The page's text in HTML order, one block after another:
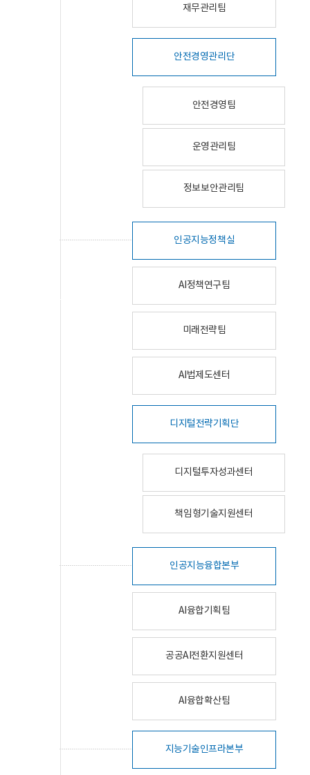
재무관리팀
안전경영관리단
안전경영팀
운영관리팀
정보보안관리팀
인공지능정책실
AI정책연구팀
미래전략팀
AI법제도센터
디지털전략기획단
디지털투자성과센터
책임형기술지원센터
인공지능융합본부
AI융합기획팀
공공AI전환지원센터
AI융합확산팀
지능기술인프라본부